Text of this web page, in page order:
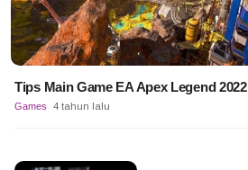
Tips Main Game EA Apex Legend 2022
Games 4 tahun lalu